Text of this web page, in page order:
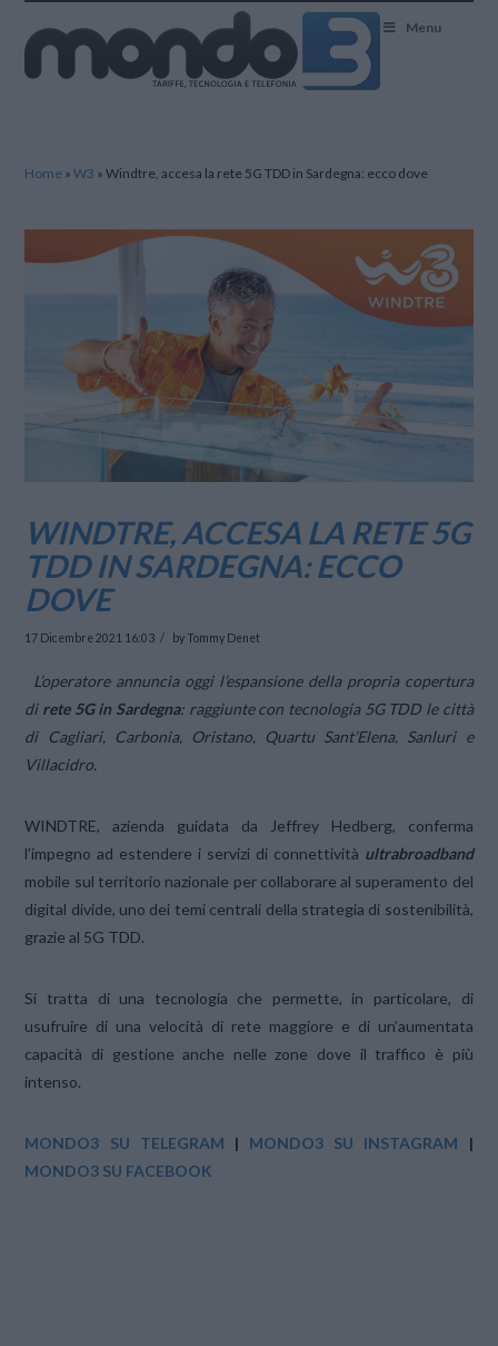
Menu
Home »W3 »Windtre, accesa la rete 5G TDD in Sardegna: ecco dove
WINDTRE, ACCESA LA RETE 5G
TDD IN SARDEGNA: ECCO
DOVE
17 Dicembre 2021 16:03 by Tommy Denet
L’operatore annuncia oggi l’espansione della propria copertura
di rete 5G in Sardegna: raggiunte con tecnologia 5G TDD le città
di Cagliari, Carbonia, Oristano, Quartu Sant’Elena, Sanluri e
Villacidro.
WINDTRE, azienda guidata da Jeffrey Hedberg, conferma
l’impegno ad estendere i servizi di connettività ultrabroadband
mobile sul territorio nazionale per collaborare al superamento del
digital divide, uno dei temi centrali della strategia di sostenibilità,
grazie al 5G TDD.
Si tratta di una tecnologia che permette, in particolare, di
usufruire di una velocità di rete maggiore e di un’aumentata
capacità di gestione anche nelle zone dove il traffico è più
intenso.
MONDO3 SU TELEGRAM | MONDO3 SU INSTAGRAM |
MONDO3 SU FACEBOOK